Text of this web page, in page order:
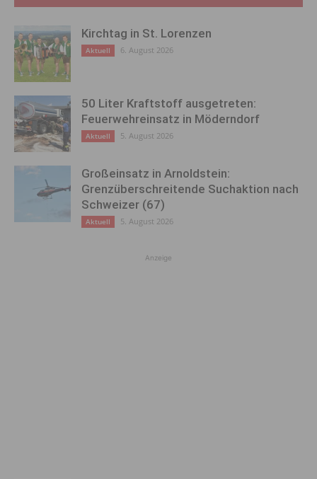
Kirchtag in St. Lorenzen
Aktuell 6. August 2026
50 Liter Kraftstoff ausgetreten:
Feuerwehreinsatz in Möderndorf
Aktuell 5. August 2026
Großeinsatz in Arnoldstein:
Grenzüberschreitende Suchaktion nach
Schweizer (67)
Aktuell 5. August 2026
Anzeige